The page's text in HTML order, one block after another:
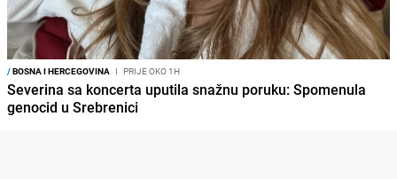
/BOSNA I HERCEGOVINA I PRIJE OKO 1H
Severina sa koncerta uputila snažnu poruku: Spomenula
genocid u Srebrenici